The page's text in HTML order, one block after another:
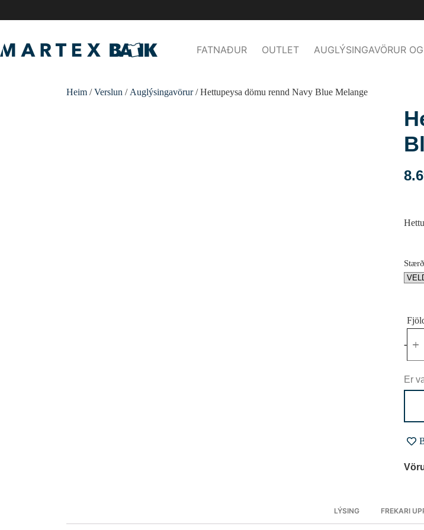
FATNAÐUR OUTLET AUGLÝSINGAVÖRUR
Heim /Verslun / Auglýsingavörur/ Hettupeysa dömu rennd Navy Blue Melange
Stærð
-
Er
LÝSING FREKARI